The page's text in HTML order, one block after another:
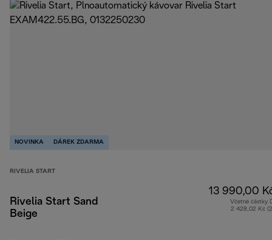
NOVINKA DÁREK ZDARMA
RIVELIA START
Rivelia Start Sand
Beige
13 990,00
Včetně částky
2 428,02 Kč